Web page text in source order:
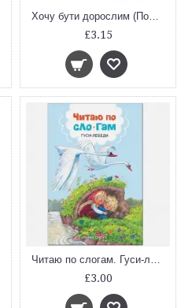
Хочу бути дорослим (Помаранчеві книжки)
£3.15
Читаю по слогам. Гуси-лебеди
£3.00